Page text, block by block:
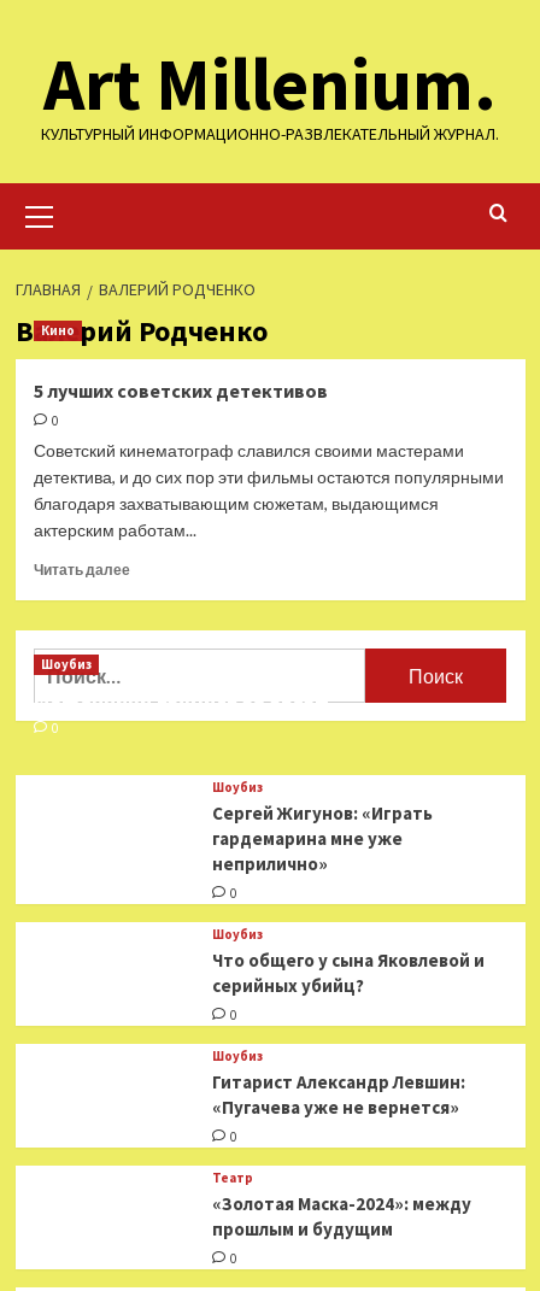
содержимому
Art Millenium.
КУЛЬТУРНЫЙ ИНФОРМАЦИОННО-РАЗВЛЕКАТЕЛЬНЫЙ ЖУРНАЛ.
меню
ГЛАВНАЯ ВАЛЕРИЙ РОДЧЕНКО
Валерий Родченко
Кино
5 лучших советских детективов
0
Советский кинематограф славился своими мастерами
детектива, и до сих пор эти фильмы остаются популярными
благодаря захватывающим сюжетам, выдающимся
актерским работам...
Читать далееПрочитать
5 лучших
Найти:
Шоубиз
Мошенники взялись за звезд
0
Шоубиз
Сергей Жигунов: «Играть
гардемарина мне уже
неприлично»
0
Шоубиз
Что общего у сына Яковлевой и
серийных убийц?
0
Шоубиз
Гитарист Александр Левшин:
«Пугачева уже не вернется»
0
Театр
«Золотая Маска-2024»: между
прошлым и будущим
0